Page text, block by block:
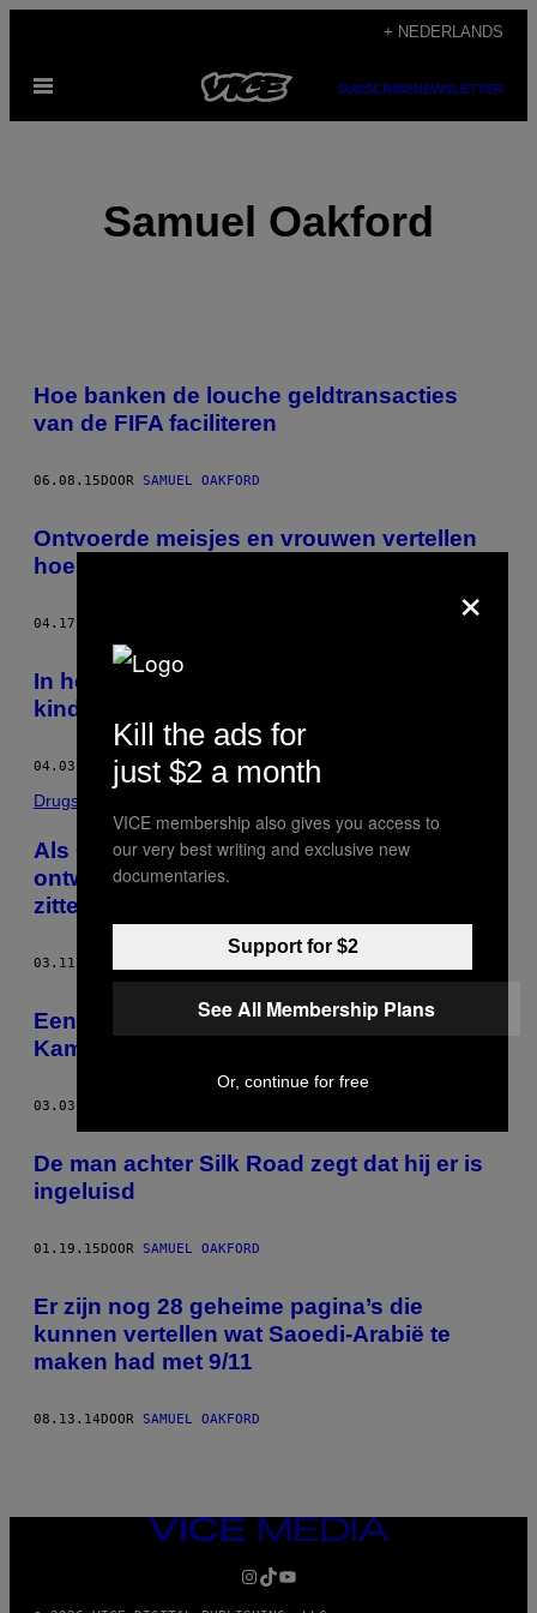
de
+ NEDERLANDS
Open
SUBSCRIBENEWSLETTER
Samuel Oakford
POSTS
BY
THIS
Hoe banken de louche geldtransacties
van de FIFA faciliteren
06.08.15DOOR SAMUEL OAKFORD
Ontvoerde meisjes en vrouwen vertellen
hoe ze misbruikt zijn door IS
04.17.15
In het magazine van IS wordt gepocht met
kindsoldaten
04.03.15 DOORSAMUEL OAKFORD
Drugs
Als China z’n zin krijgt komen
ontwikkelingslanden zonder ketamine te
zitten
03.11.15
Een nieuwe, uitgebreidere versie van Mein
Kampf leidt tot een hoop ophef
03.03.15
De man achter Silk Road zegt dat hij er is
ingeluisd
01.19.15DOOR SAMUEL OAKFORD
Er zijn nog 28 geheime pagina’s die
kunnen vertellen wat Saoedi-Arabië te
maken had met 9/11
08.13.14DOOR SAMUEL OAKFORD
VICE
MEDIA
INSTAGRAM
TIKTOK
YOUTUBE
×
Kill the ads for
just $2 a month
VICE membership also gives you access to
our very best writing and exclusive new
documentaries.
Support for $2
See All Membership Plans
Or, continue for free